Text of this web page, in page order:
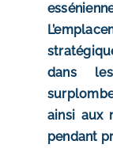
dans
ainsi aux
pendant